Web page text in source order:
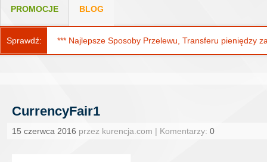
PROMOCJE BLOG
Sprawdź: *** Najlepsze Sposoby Przelewu, Transferu pieniędzy
CurrencyFair1
15 czerwca 2016 przez kurencja.com | Komentarzy: 0